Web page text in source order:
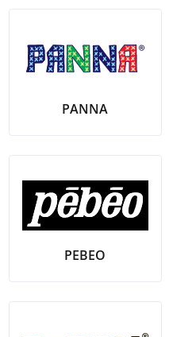
PANNA
PEBEO